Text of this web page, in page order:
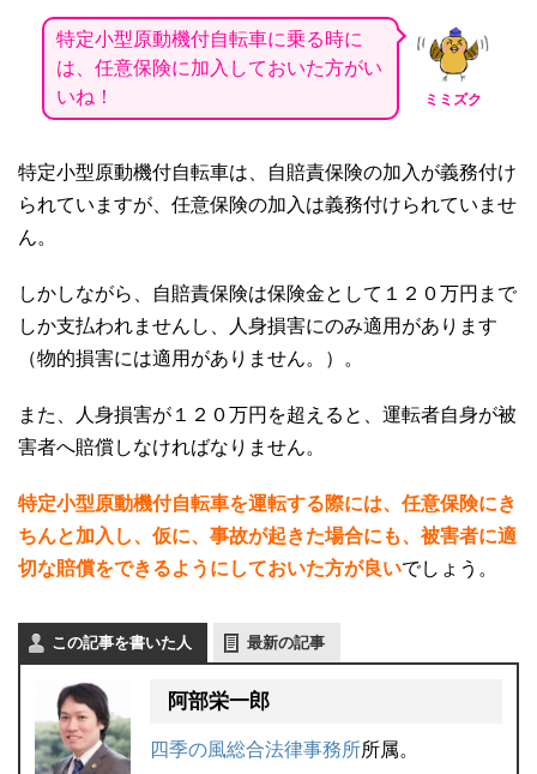
ミミズク
特定小型原動機付自転車に乗る時に
は、任意保険に加入しておいた方がい
いね！
特定小型原動機付自転車は、自賠責保険の加入が義務付け
られていますが、任意保険の加入は義務付けられていませ
ん。
しかしながら、自賠責保険は保険金として１２０万円まで
しか支払われませんし、人身損害にのみ適用があります
（物的損害には適用がありません。）。
また、人身損害が１２０万円を超えると、運転者自身が被
害者へ賠償しなければなりません。
特定小型原動機付自転車を運転する際には、任意保険にき
ちんと加入し、仮に、事故が起きた場合にも、被害者に適
切な賠償をできるようにしておいた方が良いでしょう。
この記事を書いた人 最新の記事
阿部栄一郎
四季の風総合法律事務所所属。